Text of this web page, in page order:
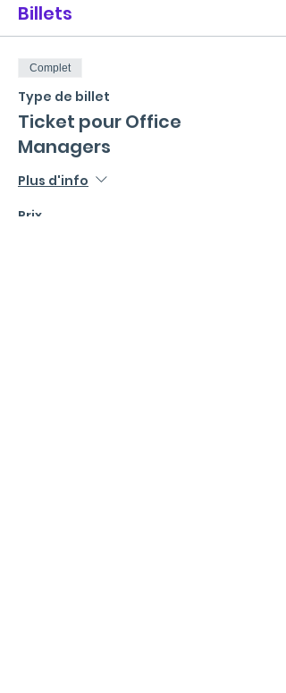
Billets
Complet
Type de billet
Ticket pour Office
Managers
Plus d'info
Prix